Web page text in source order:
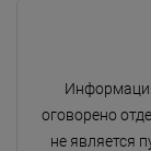
оговорено
не является